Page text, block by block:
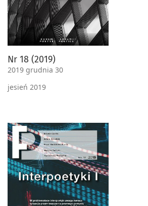
Nr 18 (2019)
2019 grudnia 30
jesień 2019